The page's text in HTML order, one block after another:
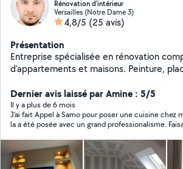
Rénovation d'intérieur
Versailles (Notre Dame 3)
4,8/5 (25 avis)
Présentation
Entreprise spécialisée en rénovation
d'appartements et maisons. Peinture,
décennale. Chantier propre, devis rapide
sérieux du projet.
Dernier avis laissé par Amine : 5/5
Il y a plus de 6 mois
J'ai fait Appel à Samo pour poser une cuisine chez
la a été posée avec un grand professionalisme. Faisant preuve
bien ! mes parents sont contents.